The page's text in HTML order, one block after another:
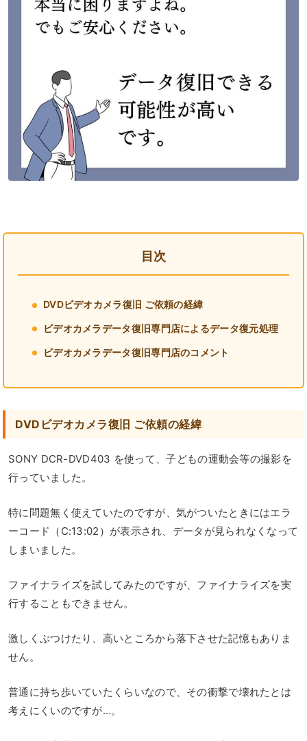
目次
DVDビデオカメラ復旧 ご依頼の経緯
ビデオカメラデータ復旧専門店によるデータ復元処理
ビデオカメラデータ復旧専門店のコメント
DVDビデオカメラ復旧 ご依頼の経緯
SONY DCR-DVD403 を使って、子どもの運動会等の撮影を
行っていました。
特に問題無く使えていたのですが、気がついたときにはエラ
ーコード（C:13:02）が表示され、データが見られなくなって
しまいました。
ファイナライズを試してみたのですが、ファイナライズを実
行することもできません。
激しくぶつけたり、高いところから落下させた記憶もありま
せん。
普通に持ち歩いていたくらいなので、その衝撃で壊れたとは
考えにくいのですが…。